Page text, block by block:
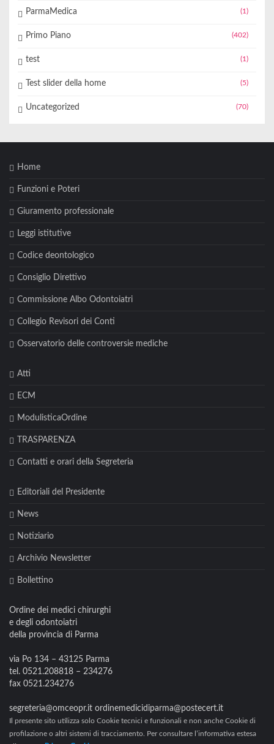
ParmaMedica (1)
Primo Piano (402)
test (1)
Test slider della home (5)
Uncategorized (70)
Home
Funzioni e Poteri
Giuramento professionale
Leggi istitutive
Codice deontologico
Consiglio Direttivo
Commissione Albo Odontoiatri
Collegio Revisori dei Conti
Osservatorio delle controversie mediche
Atti
ECM
ModulisticaOrdine
TRASPARENZA
Contatti e orari della Segreteria
Editoriali del Presidente
News
Notiziario
Archivio Newsletter
Bollettino
Ordine dei medici chirurghi
e degli odontoiatri
della provincia di Parma
via Po 134 – 43125 Parma
tel. 0521.208818 – 234276
fax 0521.234276
segreteria@omceopr.it ordinemedicidiparma@postecert.it
Il presente sito utilizza solo Cookie tecnici e funzionali e non anche Cookie di
profilazione o altri sistemi di tracciamento. Per consultare l’informativa estesa